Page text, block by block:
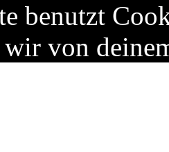
benutzt
von